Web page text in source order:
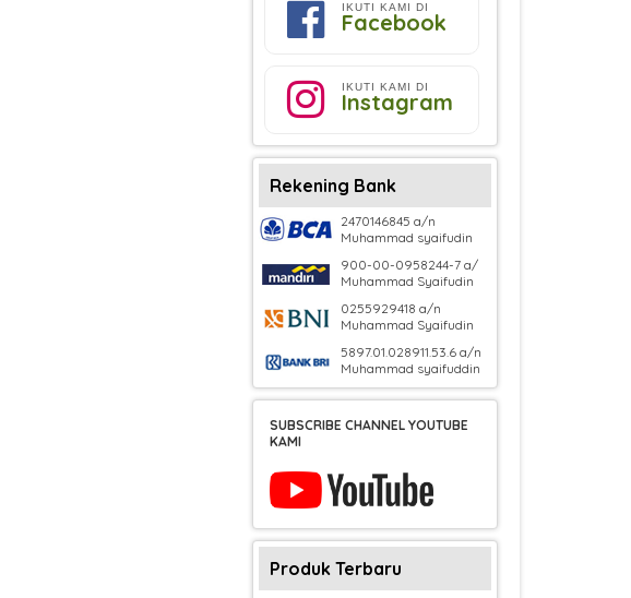
IKUTI KAMI DI
Facebook
IKUTI KAMI DI
Instagram
Rekening Bank
2470146845 a/n
Muhammad syaifudin
900-00-0958244-7 a/
Muhammad Syaifudin
0255929418 a/n
Muhammad Syaifudin
5897.01.028911.53.6 a/n
Muhammad syaifuddin
SUBSCRIBE CHANNEL YOUTUBE
KAMI
Produk Terbaru